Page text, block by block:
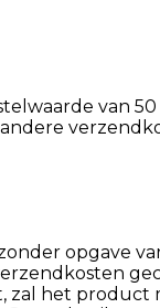
van
opgave
het